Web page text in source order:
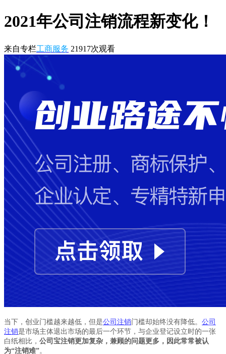
2021年公司注销流程新变化！
来自专栏工商服务 21917次观看
当下，创业门槛越来越低，但是公司注销门槛却始终没有降低。 公司
注销是市场主体退出市场的最后一个环节，与企业登记设立时的一张
白纸相比， 公司宝注销更加复杂，兼顾的问题更多，因此常常被认
为“注销难”。